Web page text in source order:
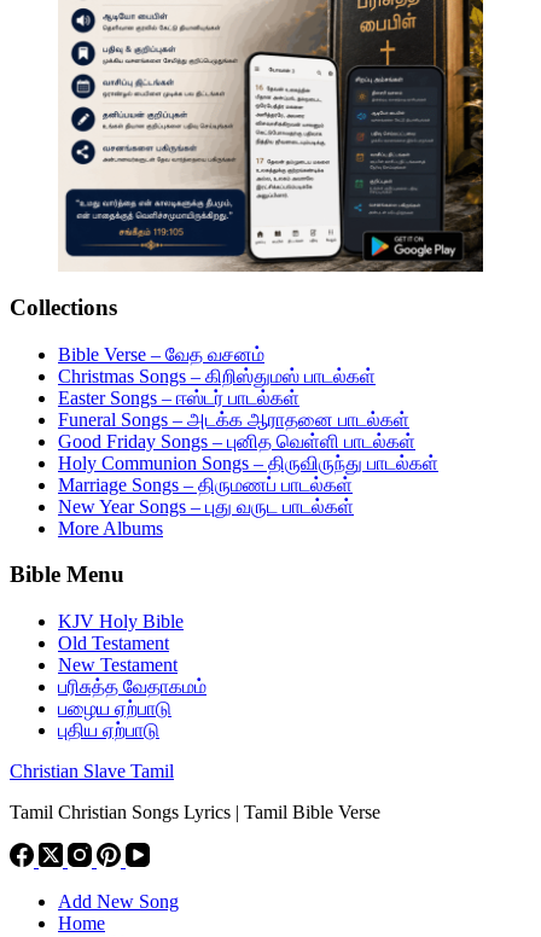
Collections
Bible Verse – வேத வசனம்
Christmas Songs – கிறிஸ்துமஸ் பாடல்கள்
Easter Songs – ஈஸ்டர் பாடல்கள்
Funeral Songs – அடக்க ஆராதனை பாடல்கள்
Good Friday Songs – புனித வெள்ளி பாடல்கள்
Holy Communion Songs – திருவிருந்து பாடல்கள்
Marriage Songs – திருமணப் பாடல்கள்
New Year Songs – புது வருட பாடல்கள்
More Albums
Bible Menu
KJV Holy Bible
Old Testament
New Testament
பரிசுத்த வேதாகமம்
பழைய ஏற்பாடு
புதிய ஏற்பாடு
Christian Slave Tamil
Tamil Christian Songs Lyrics | Tamil Bible Verse
Add New Song
Home